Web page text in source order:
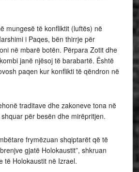
mungesë të konfliktit (luftës) në
i Paqes, bën thirrje për
në mbarë botën. Përpara Zotit dhe
janë njësoj të barabartë. Është
paqen kur konflikti të qëndron në
traditave dhe zakoneve tona në
për besën dhe mirëpritjen.
frymëzuan shqiptarët që të
gjatë Holokaustit”, shkruan
të Holokaustit në Izrael.